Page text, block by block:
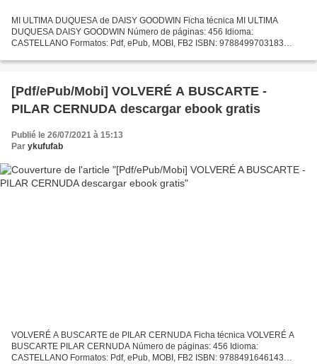
MI ULTIMA DUQUESA de DAISY GOODWIN Ficha técnica MI ULTIMA
DUQUESA DAISY GOODWIN Número de páginas: 456 Idioma:
CASTELLANO Formatos: Pdf, ePub, MOBI, FB2 ISBN: 9788499703183
eBook gratis...
[Pdf/ePub/Mobi] VOLVERÉ A BUSCARTE -
PILAR CERNUDA descargar ebook gratis
Publié le 26/07/2021 à 15:13
Par ykufufab
VOLVERÉ A BUSCARTE de PILAR CERNUDA Ficha técnica VOLVERÉ A
BUSCARTE PILAR CERNUDA Número de páginas: 456 Idioma:
CASTELLANO Formatos: Pdf, ePub, MOBI, FB2 ISBN: 9788491646143